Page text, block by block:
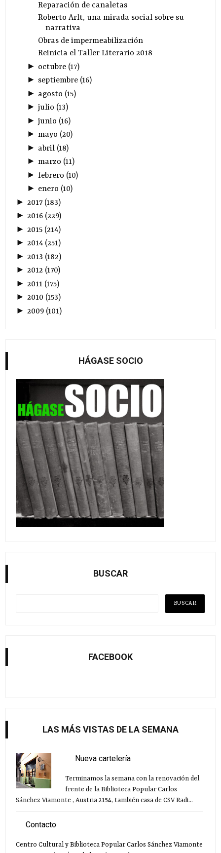
Reparación de canaletas
Roberto Arlt, una mirada social sobre su
narrativa
Obras de impermeabilización
Reinicia el Taller Literario 2018
► octubre(17)
► septiembre(16)
► agosto (15)
► julio (13)
► junio (16)
► mayo (20)
► abril(18)
► marzo (11)
► febrero (10)
► enero (10)
► 2017(183)
►2016 (229)
► 2015 (214)
►2014 (251)
► 2013 (182)
►2012 (170)
► 2011 (175)
►2010 (153)
► 2009 (101)
HÁGASE SOCIO
BUSCAR
FACEBOOK
LAS MÁS VISTAS DE LA SEMANA
Nueva cartelería
Terminamos la semana con la renovación del
frente de la Biblioteca Popular Carlos
Sánchez Viamonte , Austria 2154, también casa de CSV Radi...
Contacto
Centro Cultural y Biblioteca Popular Carlos Sánchez Viamonte